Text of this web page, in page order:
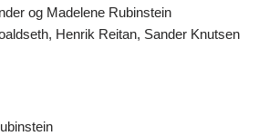
og Madelene Rubinstein
Henrik Reitan, Sander Knutsen